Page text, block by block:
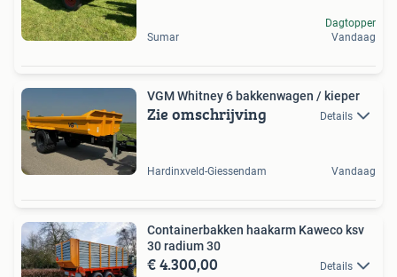
Sumar
Dagtopper
Vandaag
VGM Whitney 6 bakkenwagen / kieper
Zie omschrijving Details
Hardinxveld-Giessendam Vandaag
Containerbakken haakarm Kaweco ksv
30 radium 30
€ 4.300,00 Details